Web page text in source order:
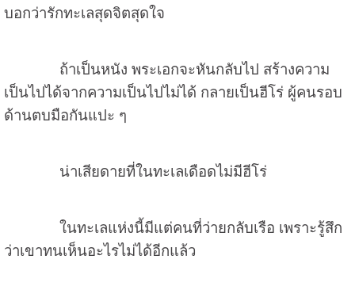
บอกว่ารักทะเลสุดจิตสุดใจ
ถ้าเป็นหนัง พระเอกจะหันกลับไป สร้างความ
เป็นไปได้จากความเป็นไปไม่ได้ กลายเป็นฮีโร่ ผู้คนรอบ
ด้านตบมือกันแปะ ๆ
น่าเสียดายที่ในทะเลเดือดไม่มีฮีโร่
ในทะเลแห่งนี้มีแต่คนที่ว่ายกลับเรือ เพราะรู้สึก
ว่าเขาทนเห็นอะไรไม่ได้อีกแล้ว